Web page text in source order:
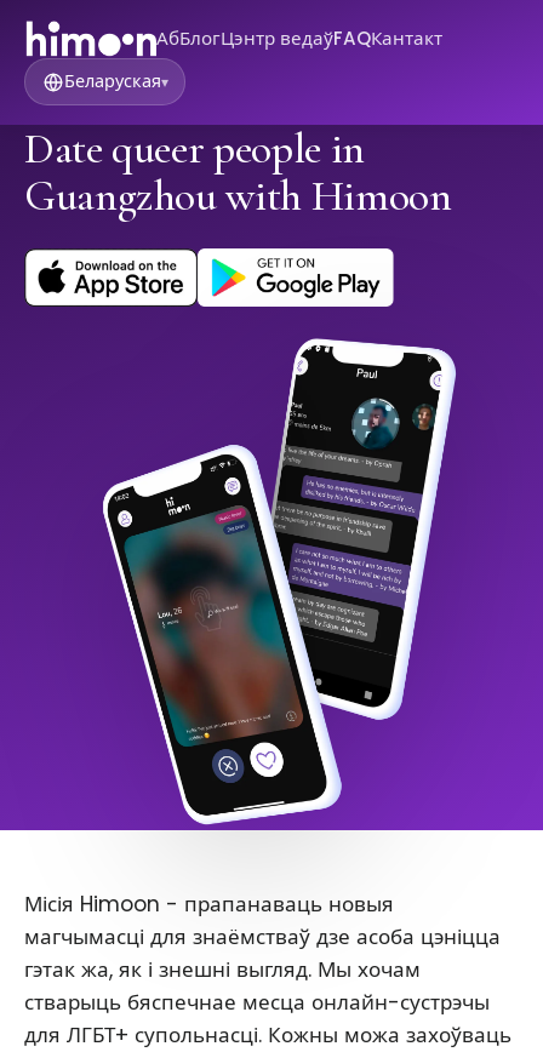
АбБлогЦэнтр ведаўFAQКантакт
Беларуская▾
Date queer people in
Guangzhou with Himoon
Місія Himoon - прапанаваць новыя
магчымасці для знаёмстваў дзе асоба цэніцца
гэтак жа, як і знешні выгляд. Мы хочам
стварыць бяспечнае месца онлайн-сустрэчы
для ЛГБТ+ супольнасці. Кожны можа захоўваць